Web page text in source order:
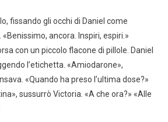
fissando gli occhi di Daniel come
ancora. Inspiri, espiri.»
con un piccolo flacone di pillole. Daniel
l’etichetta. «Amiodarone»,
«Quando ha preso l’ultima dose?»
sussurrò Victoria. «A che ora?» «Alle